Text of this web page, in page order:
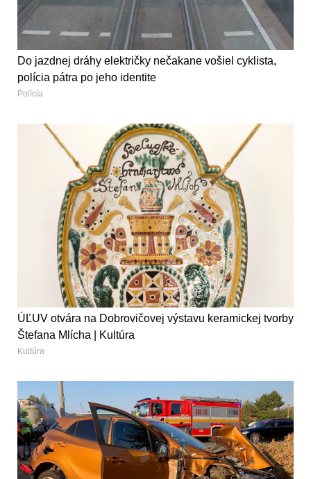
Do jazdnej dráhy električky nečakane vošiel cyklista,
polícia pátra po jeho identite
Polícia
ÚĽUV otvára na Dobrovičovej výstavu keramickej tvorby
Štefana Mlícha | Kultúra
Kultúra